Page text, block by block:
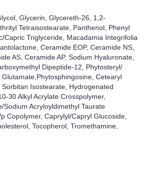
Glycerin, Glycereth-26, 1,2-
Tetraisostearate, Panthenol, Phenyl
​Capric Triglyceride, Macadamia Integrifolia
Ceramide EOP, Ceramide NS,
AS, Ceramide AP, Sodium Hyaluronate,
Dipeptide-12, Phytosteryl/​
Cetearyl
Isostearate, Hydrogenated
30 Alkyl Acrylate Crosspolymer,
​Sodium Acryloyldimethyl Taurate
Copolymer, Caprylyl/​Capryl Glucoside,
Tocopherol, Tromethamine,